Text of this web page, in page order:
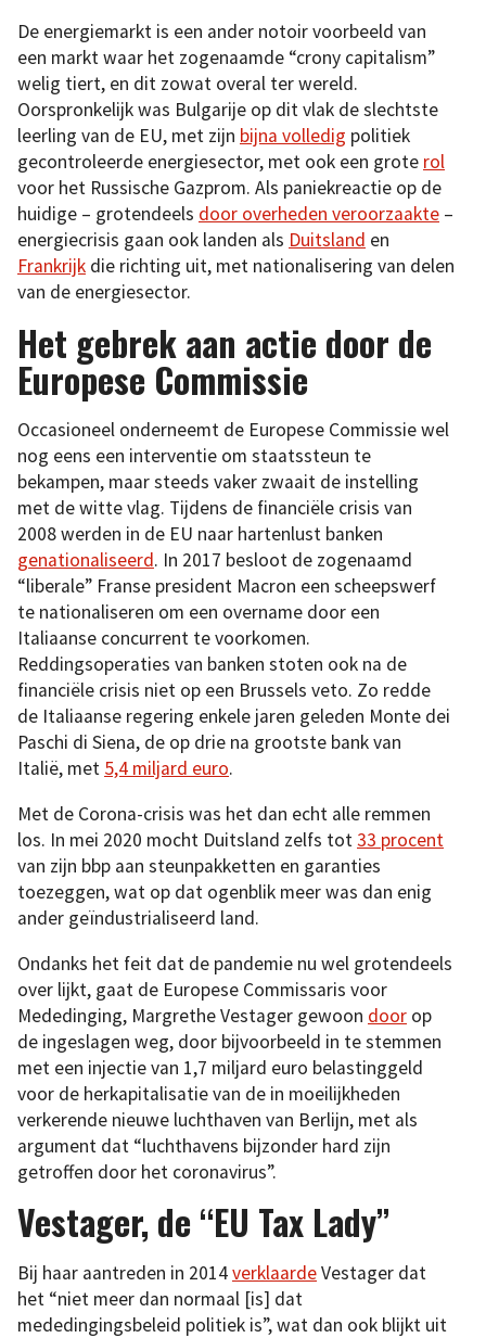
De energiemarkt is een ander notoir voorbeeld van
een markt waar het zogenaamde “crony capitalism”
welig tiert, en dit zowat overal ter wereld.
Oorspronkelijk was Bulgarije op dit vlak de slechtste
leerling van de EU, met zijn bijna volledig politiek
gecontroleerde energiesector, met ook een grote rol
voor het Russische Gazprom. Als paniekreactie op de
huidige – grotendeels door overheden veroorzaakte –
energiecrisis gaan ook landen als Duitsland en
Frankrijk die richting uit, met nationalisering van delen
van de energiesector.
Het gebrek aan actie door de
Europese Commissie
Occasioneel onderneemt de Europese Commissie wel
nog eens een interventie om staatssteun te
bekampen, maar steeds vaker zwaait de instelling
met de witte vlag. Tijdens de financiële crisis van
2008 werden in de EU naar hartenlust banken
genationaliseerd. In 2017 besloot de zogenaamd
“liberale” Franse president Macron een scheepswerf
te nationaliseren om een overname door een
Italiaanse concurrent te voorkomen.
Reddingsoperaties van banken stoten ook na de
financiële crisis niet op een Brussels veto. Zo redde
de Italiaanse regering enkele jaren geleden Monte dei
Paschi di Siena, de op drie na grootste bank van
Italië, met 5,4 miljard euro.
Met de Corona-crisis was het dan echt alle remmen
los. In mei 2020 mocht Duitsland zelfs tot33 procent
van zijn bbp aan steunpakketten en garanties
toezeggen, wat op dat ogenblik meer was dan enig
ander geïndustrialiseerd land.
Ondanks het feit dat de pandemie nu wel grotendeels
over lijkt, gaat de Europese Commissaris voor
Mededinging, Margrethe Vestager gewoon door op
de ingeslagen weg, door bijvoorbeeld in te stemmen
met een injectie van 1,7 miljard euro belastinggeld
voor de herkapitalisatie van de in moeilijkheden
verkerende nieuwe luchthaven van Berlijn, met als
argument dat “luchthavens bijzonder hard zijn
getroffen door het coronavirus”.
Vestager, de “EU Tax Lady”
Bij haar aantreden in 2014verklaardeVestager dat
het “niet meer dan normaal [is] dat
mededingingsbeleid politiek is”, wat dan ook blijkt uit